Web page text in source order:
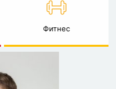
Фитнес